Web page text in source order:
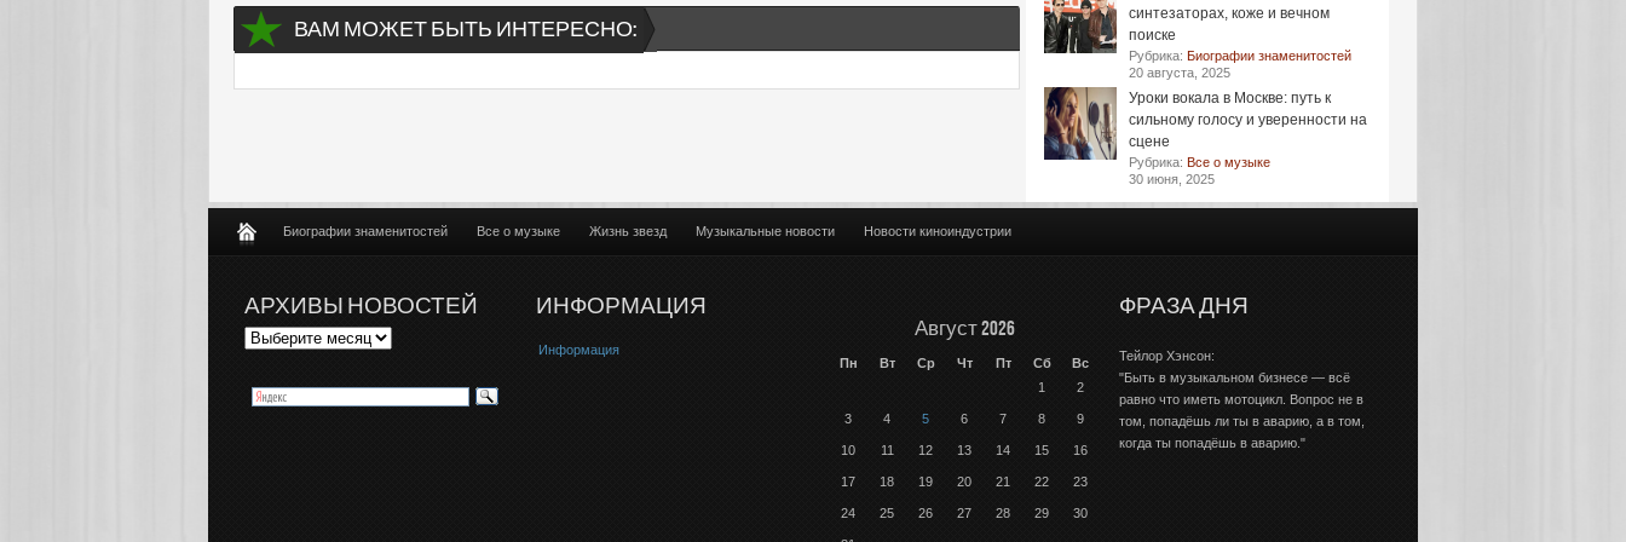
ВАМ МОЖЕТ БЫТЬ ИНТЕРЕСНО:
синтезаторах, коже и вечном
поиске
Рубрика: Биографии знаменитостей
20 августа, 2025
Уроки вокала в Москве: путь к
сильному голосу и уверенности на
сцене
Рубрика: Все о музыке
30 июня, 2025
Биографии знаменитостей Все о музыке Жизнь звезд Музыкальные новости Новости киноиндустрии
АРХИВЫ НОВОСТЕЙ ИНФОРМАЦИЯ
Информация
Август 2026
Пн Вт Ср Чт Пт Сб
Вс
1
2
3 4 5 6 7 8 9
10 11 12 13 14 15 16
17 18 19 20 21 22 23
24 25 26 27 28 29 30
ФРАЗА ДНЯ
Тейлор Хэнсон:
"Быть в музыкальном бизнесе — всё
равно что иметь мотоцикл. Вопрос не в
том, попадёшь ли ты в аварию, а в том,
когда ты попадёшь в аварию."